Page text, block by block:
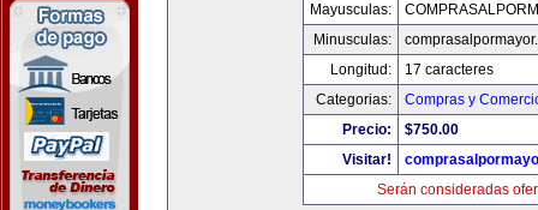
Mayusculas:
Minusculas:
Longitud:
17 caracteres
Categorias:
Compras y
Precio:
$750.00
Visitar!
Serán consideradas